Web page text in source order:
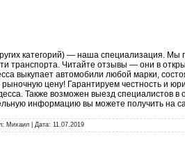
категорий) — наша специализация. Мы
транспорта. Читайте отзывы — они в
выкупает автомобили любой марки,
цену! Гарантируем честность и
Также возможен выезд специалистов
информацию вы можете получить на
Михаил | Дата: 11.07.2019